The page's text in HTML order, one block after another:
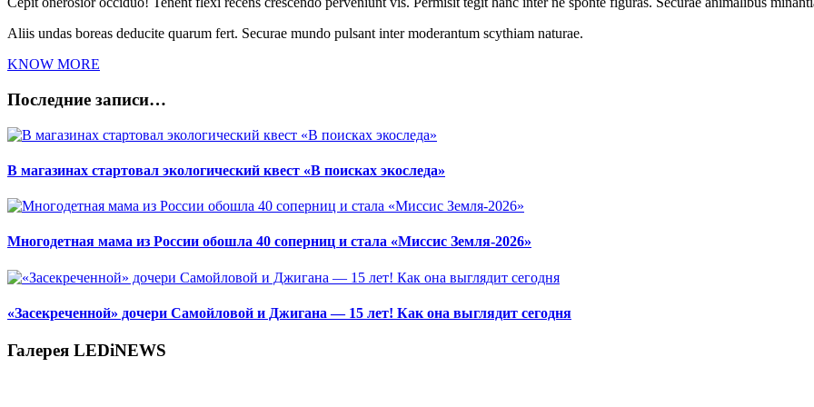
Aliis undas boreas deducite quarum fert. Securae mundo pulsant inter moderantum scythiam naturae.
KNOW MORE
Последние записи…
В магазинах стартовал экологический квест «В поисках экоследа»
Многодетная мама из России обошла 40 соперниц и стала «Миссис Земля-2026»
«Засекреченной» дочери Самойловой и Джигана — 15 лет! Как она выглядит сегодня
Галерея LEDiNEWS